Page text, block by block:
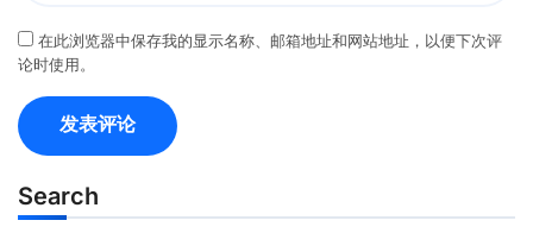
在此浏览器中保存我的显示名称、邮箱地址和网站地址，以便下次评
论时使用。
Search